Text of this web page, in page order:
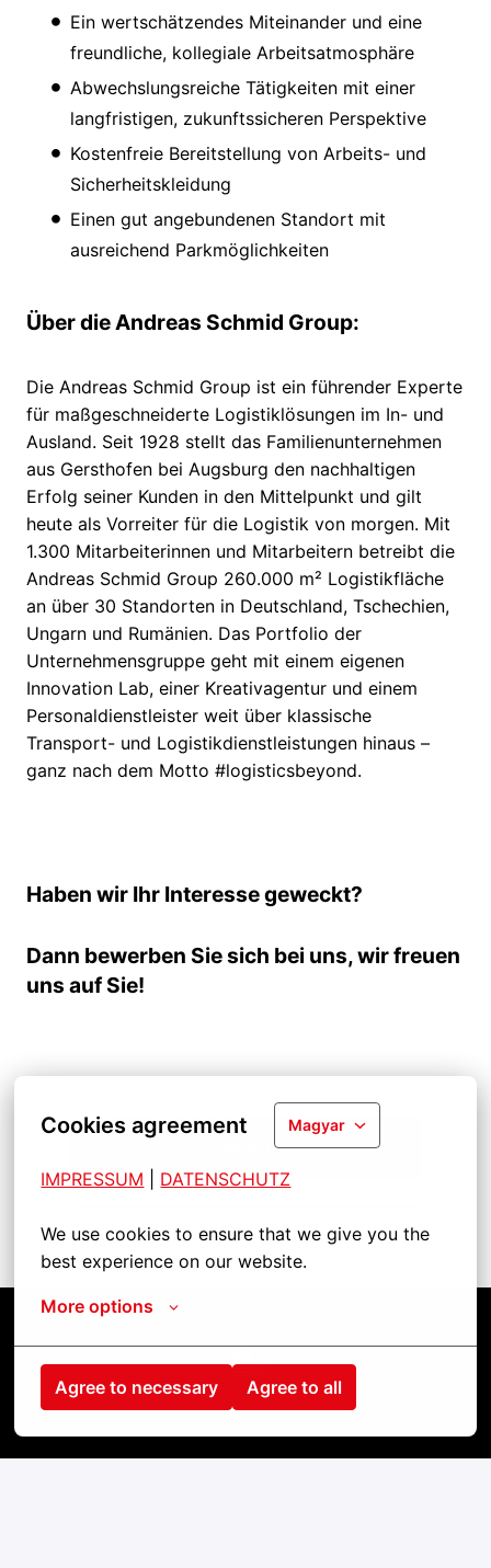
Cookies agreement Magyar
IMPRESSUM DATENSCHUTZ
We use cookies to ensure that we give you the
best experience on our website.
More options
Agree to necessary Agree to all
Ein wertschätzendes Miteinander und eine
freundliche, kollegiale Arbeitsatmosphäre
Abwechslungsreiche Tätigkeiten mit einer
langfristigen, zukunftssicheren Perspektive
Kostenfreie Bereitstellung von Arbeits- und
Sicherheitskleidung
Einen gut angebundenen Standort mit
ausreichend Parkmöglichkeiten
Über die Andreas Schmid Group:
Die Andreas Schmid Group ist ein führender Experte
für maßgeschneiderte Logistiklösungen im In- und
Ausland. Seit 1928 stellt das Familienunternehmen
aus Gersthofen bei Augsburg den nachhaltigen
Erfolg seiner Kunden in den Mittelpunkt und gilt
heute als Vorreiter für die Logistik von morgen. Mit
1.300 Mitarbeiterinnen und Mitarbeitern betreibt die
Andreas Schmid Group 260.000 m² Logistikfläche
an über 30 Standorten in Deutschland, Tschechien,
Ungarn und Rumänien. Das Portfolio der
Unternehmensgruppe geht mit einem eigenen
Innovation Lab, einer Kreativagentur und einem
Personaldienstleister weit über klassische
Transport- und Logistikdienstleistungen hinaus –
ganz nach dem Motto #logisticsbeyond.
Haben wir Ihr Interesse geweckt?
Dann bewerben Sie sich bei uns, wir freuen
uns auf Sie!
Aplikuj
Udostępnij pracę
Kezdőlap